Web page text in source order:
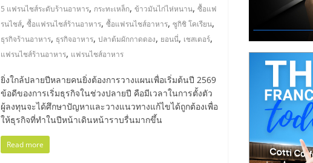
5 แฟรนไชส์ระดับร้านอาหาร, กระทะเหล็ก,ข้าวมันไก่ไห่หนาน,ซื้อแฟ
รนไชส์,ซื้อแฟรนไชส์ร้านอาหาร,ซื้อแฟรนไชส์อาหาร,ซูกิชิ โคเรียน,
ธุรกิจร้านอาหาร, ธุรกิจอาหาร,ปลาต้มผักกาดดอง, ยอนนี่, เชสเตอร์,
แฟรนไชส์ร้านอาหาร, แฟรนไชส์อาหาร
ยิ่งใกล้ปลายปีหลายคนยิ่งต้องการวางแผนเพื่อเริ่มต้นปี 2569
ข้อดีของการเริ่มธุรกิจในช่วงปลายปี คือมีเวลาในการตั้งตัว
ผู้ลงทุนจะได้ศึกษาปัญหาและวางแนวทางแก้ไขได้ถูกต้องเพื่อ
ให้ธุรกิจที่ทำในปีหน้าเดินหน้าราบรื่นมากขึ้น
Read more